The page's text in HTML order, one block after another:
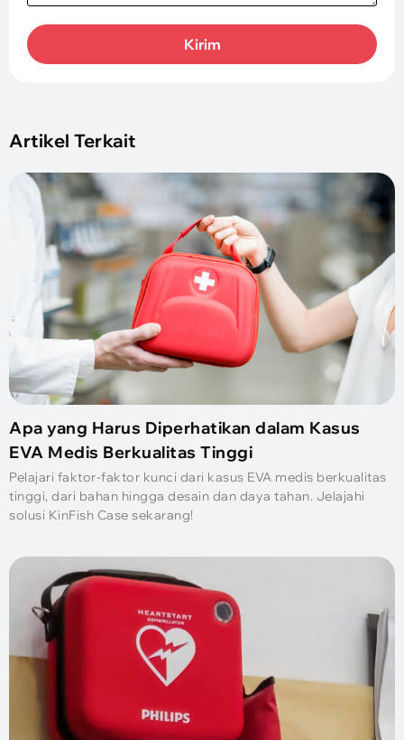
Kirim
Artikel Terkait
Apa yang Harus Diperhatikan dalam Kasus
EVA Medis Berkualitas Tinggi
Pelajari faktor-faktor kunci dari kasus EVA medis berkualitas
tinggi, dari bahan hingga desain dan daya tahan. Jelajahi
solusi KinFish Case sekarang!